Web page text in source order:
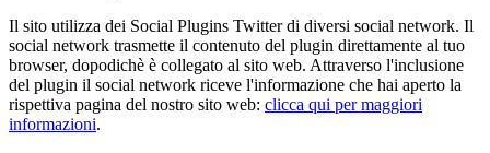
Il sito utilizza dei Social Plugins Twitter di diversi social network. Il
social network trasmette il contenuto del plugin direttamente al tuo
browser, dopodichè è collegato al sito web. Attraverso l'inclusione
del plugin il social network riceve l'informazione che hai aperto la
rispettiva pagina del nostro sito web: clicca qui per maggiori
informazioni.